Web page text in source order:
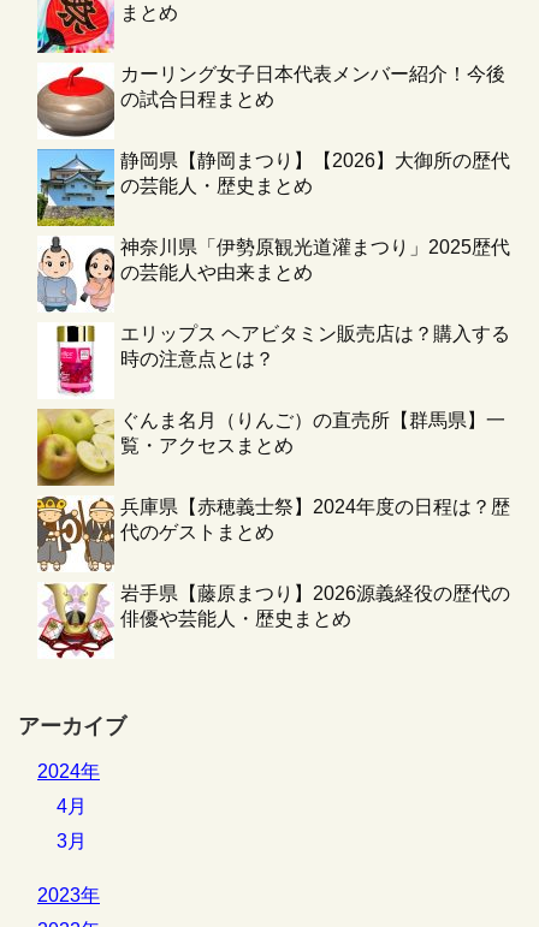
まとめ
カーリング女子日本代表メンバー紹介！今後
の試合日程まとめ
静岡県【静岡まつり】【2026】大御所の歴代
の芸能人・歴史まとめ
神奈川県「伊勢原観光道灌まつり」2025歴代
の芸能人や由来まとめ
エリップス ヘアビタミン販売店は？購入する
時の注意点とは？
ぐんま名月（りんご）の直売所【群馬県】一
覧・アクセスまとめ
兵庫県【赤穂義士祭】2024年度の日程は？歴
代のゲストまとめ
岩手県【藤原まつり】2026源義経役の歴代の
俳優や芸能人・歴史まとめ
アーカイブ
2024年
4月
3月
2023年